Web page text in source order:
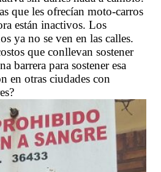
que les ofrecían moto-carros
están inactivos. Los
ya no se ven en las calles.
que conllevan sostener
barrera para sostener esa
en otras ciudades con